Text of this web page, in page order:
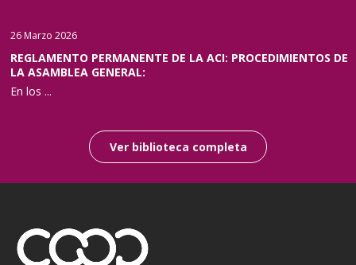
26 Marzo 2026
REGLAMENTO PERMANENTE DE LA ACI: PROCEDIMIENTOS DE
LA ASAMBLEA GENERAL:
En los ...
Ver biblioteca completa